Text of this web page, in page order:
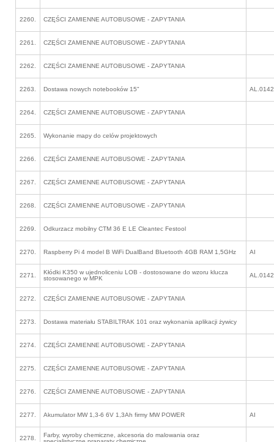
2260. CZĘŚCI ZAMIENNE AUTOBUSOWE - ZAPYTANIA
2261. CZĘŚCI ZAMIENNE AUTOBUSOWE - ZAPYTANIA
2262. CZĘŚCI ZAMIENNE AUTOBUSOWE - ZAPYTANIA
2263. Dostawa nowych notebooków 15"
2264. CZĘŚCI ZAMIENNE AUTOBUSOWE - ZAPYTANIA
2265. Wykonanie mapy do celów projektowych
2266. CZĘŚCI ZAMIENNE AUTOBUSOWE - ZAPYTANIA
2267. CZĘŚCI ZAMIENNE AUTOBUSOWE - ZAPYTANIA
2268. CZĘŚCI ZAMIENNE AUTOBUSOWE - ZAPYTANIA
2269. Odkurzacz mobilny CTM 36 E LE Cleantec Festool
2270. Raspberry Pi 4 model B WiFi DualBand Bluetooth 4GB RAM 1,5GHz AI
2271.
Kłódki K350 w ujednoliceniu LOB - dostosowane do wzoru klucza
stosowanego w MPK
2272. CZĘŚCI ZAMIENNE AUTOBUSOWE - ZAPYTANIA
2273. Dostawa materiału STABILTRAK 101 oraz wykonania aplikacji żywicy
2274. CZĘŚCI ZAMIENNE AUTOBUSOWE - ZAPYTANIA
2275. CZĘŚCI ZAMIENNE AUTOBUSOWE - ZAPYTANIA
2276. CZĘŚCI ZAMIENNE AUTOBUSOWE - ZAPYTANIA
2277. Akumulator MW 1,3-6 6V 1,3Ah firmy MW POWER AI
2278.
Farby, wyroby chemiczne, akcesoria do malowania oraz